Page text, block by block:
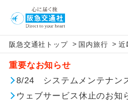
阪急交通社トップ > 国内旅行 > 近
重要なお知らせ
8/24 システムメンテナン
ウェブサービス休止のお知
アイコン
添乗員同行
往路出発空港
（駅）まで同